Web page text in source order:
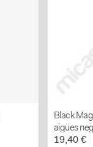
Black
aigües
19,40 €